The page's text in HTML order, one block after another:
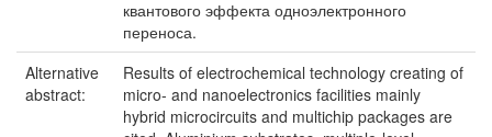
квантового эффекта одноэлектронного
переноса.
Alternative
abstract:
Results of electrochemical technology creating of
micro- and nanoelectronics facilities mainly
hybrid microcircuits and multichip packages are